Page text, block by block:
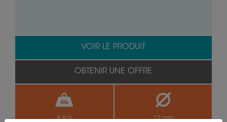
6.9 g 12 mm
VOIR LE PRODUIT
OBTENIR UNE OFFRE